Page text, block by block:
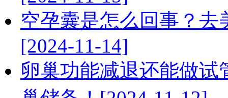
空孕囊是怎么回事？
[2024-11-14]
卵巢功能减退还能做试